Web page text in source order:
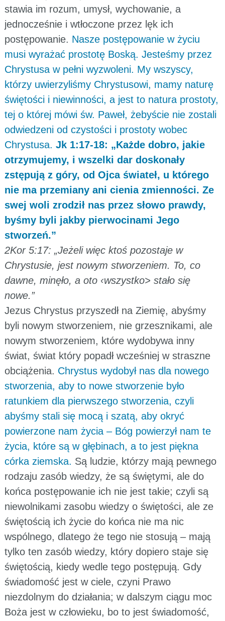
stawia im rozum, umysł, wychowanie, a
jednocześnie i wtłoczone przez lęk ich
postępowanie. Nasze postępowanie w życiu
musi wyrażać prostotę Boską. Jesteśmy przez
Chrystusa w pełni wyzwoleni. My wszyscy,
którzy uwierzyliśmy Chrystusowi, mamy naturę
świętości i niewinności, a jest to natura prostoty,
tej o której mówi św. Paweł, żebyście nie zostali
odwiedzeni od czystości i prostoty wobec
Chrystusa. Jk 1:17-18: „Każde dobro, jakie
otrzymujemy, i wszelki dar doskonały
zstępują z góry, od Ojca świateł, u którego
nie ma przemiany ani cienia zmienności. Ze
swej woli zrodził nas przez słowo prawdy,
byśmy byli jakby pierwocinami Jego
stworzeń.”
2Kor 5:17: „Jeżeli więc ktoś pozostaje w
Chrystusie, jest nowym stworzeniem. To, co
dawne, minęło, a oto ‹wszystko> stało się
nowe.”
Jezus Chrystus przyszedł na Ziemię, abyśmy
byli nowym stworzeniem, nie grzesznikami, ale
nowym stworzeniem, które wydobywa inny
świat, świat który popadł wcześniej w straszne
obciążenia. Chrystus wydobył nas dla nowego
stworzenia, aby to nowe stworzenie było
ratunkiem dla pierwszego stworzenia, czyli
abyśmy stali się mocą i szatą, aby okryć
powierzone nam życia – Bóg powierzył nam te
życia, które są w głębinach, a to jest piękna
córka ziemska. Są ludzie, którzy mają pewnego
rodzaju zasób wiedzy, że są świętymi, ale do
końca postępowanie ich nie jest takie; czyli są
niewolnikami zasobu wiedzy o świętości, ale ze
świętością ich życie do końca nie ma nic
wspólnego, dlatego że tego nie stosują – mają
tylko ten zasób wiedzy, który dopiero staje się
świętością, kiedy wedle tego postępują. Gdy
świadomość jest w ciele, czyni Prawo
niezdolnym do działania; w dalszym ciągu moc
Boża jest w człowieku, bo to jest świadomość,